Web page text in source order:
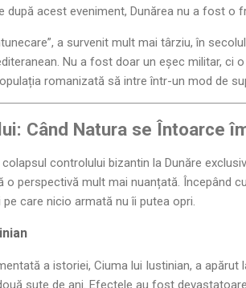
după acest eveniment, Dunărea nu a fost o
a survenit mult mai târziu, în
Nu a fost doar un eșec militar,
romanizată să intre într-un mod de
Când Natura se Întoarce
controlului bizantin la Dunăre
perspectivă mult mai nuanțată. Începând
care nicio armată nu îi putea opri.
a istoriei, Ciuma lui Iustinian, a
sute de ani. Efectele au fost